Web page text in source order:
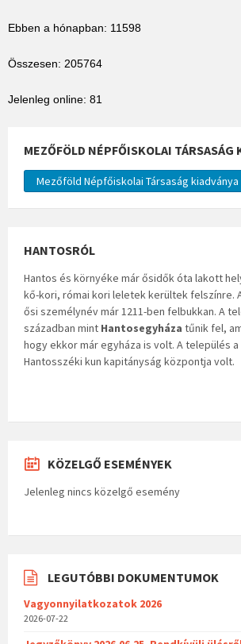
Ebben a hónapban: 11598
Összesen: 205764
Jelenleg online: 81
MEZŐFÖLD NÉPFŐISKOLAI TÁRSASÁG
Mezőföld Népfőiskolai Társaság kiadványa
HANTOSRÓL
Hantos és környéke már ősidők óta lakott
kő-kori, római kori leletek kerültek felszínre.
ősi személynév már 1211-ben felbukkan. A
században mint Hantosegyháza tűnik fel,
hogy ekkor már egyháza is volt. A település
Hantosszéki kun kapitányság központja volt.
KÖZELGŐ ESEMÉNYEK
Jelenleg nincs közelgő esemény
LEGUTÓBBI DOKUMENTUMOK
Vagyonnyilatkozatok 2026
2026-07-22